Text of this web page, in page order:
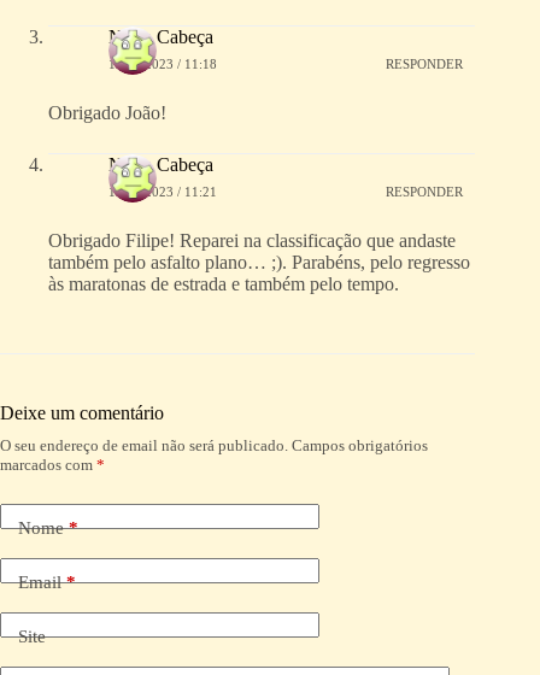
Nuno Cabeça
11/10/2023 / 11:18 RESPONDER
Obrigado João!
Nuno Cabeça
11/10/2023 / 11:21 RESPONDER
Obrigado Filipe! Reparei na classificação que andaste
também pelo asfalto plano… ;). Parabéns, pelo regresso
às maratonas de estrada e também pelo tempo.
Deixe um comentário
O seu endereço de email não será publicado. Campos obrigatórios
marcados com *
Nome*
Email*
Site
A
l
r
n
a
v
e